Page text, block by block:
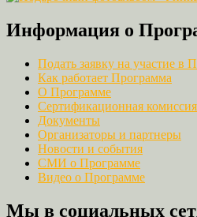
Информация о
Подать заявку на участие в
Как работает Программа
О Программе
Сертификационная комиссия
Документы
Организаторы и партнеры
Новости и события
СМИ о Программе
Видео о Программе
Мы в социальных